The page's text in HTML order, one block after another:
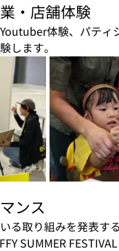
・店舗体験
体験、パテ
します。
ンス
る取り組みを発表す
SUMMER